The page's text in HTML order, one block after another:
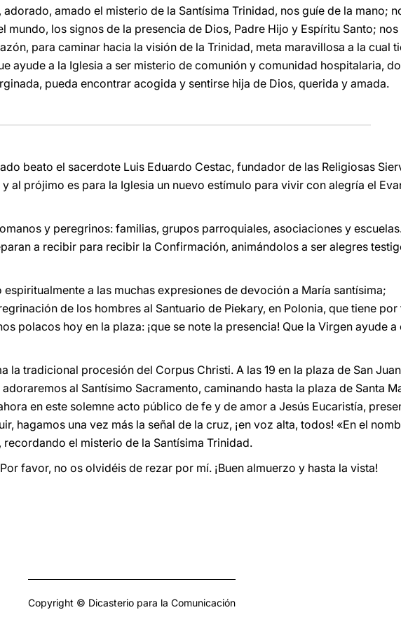
amado el misterio de la Santísima Trinidad, nos guíe de la mano;
mundo, los signos de la presencia de Dios, Padre Hijo y Espíritu Santo;
para caminar hacia la visión de la Trinidad, meta maravillosa a la cual
ayude a la Iglesia a ser misterio de comunión y comunidad hospitalaria,
pueda encontrar acogida y sentirse hija de Dios, querida y amada.
beato el sacerdote Luis Eduardo Cestac, fundador de las Religiosas
al prójimo es para la Iglesia un nuevo estímulo para vivir con alegría el
y peregrinos: familias, grupos parroquiales, asociaciones y
a recibir para recibir la Confirmación, animándolos a ser alegres
a las muchas expresiones de devoción a María santísima;
de los hombres al Santuario de Piekary, en Polonia, que tiene por
polacos hoy en la plaza: ¡que se note la presencia! Que la Virgen ayude a
la tradicional procesión del Corpus Christi. A las 19 en la plaza de San
al Santísimo Sacramento, caminando hasta la plaza de Santa
en este solemne acto público de fe y de amor a Jesús Eucaristía,
hagamos una vez más la señal de la cruz, ¡en voz alta, todos! «En el
el misterio de la Santísima Trinidad.
favor, no os olvidéis de rezar por mí. ¡Buen almuerzo y hasta la vista!
Copyright © Dicasterio para la Comunicación